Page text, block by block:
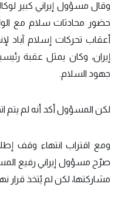
وقال مسؤول إيراني كبير
حضور محادثات سلام مع
أعقاب تحركات إسلام آباد
إيران، وكان يمثل عقبة
جهود السلام.
لكن المسؤول أكد أنه لم يتم
ومع اقتراب انتهاء وقف
صرّح مسؤول إيراني رفيع
مشاركتها، لكن لم يُتخذ قرار